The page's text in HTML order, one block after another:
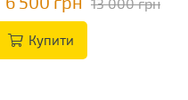
Купити